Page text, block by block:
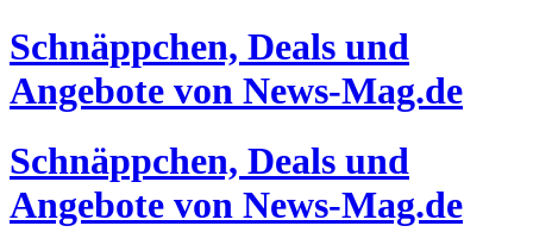
Schnäppchen, Deals und
Angebote von News-Mag.de
Schnäppchen, Deals und
Angebote von News-Mag.de